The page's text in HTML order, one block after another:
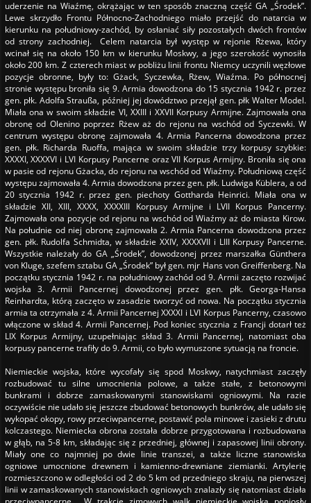
uderzenie na Wiaźmę, okrążając w ten sposób znaczną część GA „Środek”.
Lewe skrzydło Frontu Północno-Zachodniego miało przejść do natarcia w
kierunku na południowy-zachód, by osłaniać siły pozostałych dwóch frontów
od strony zachodniej. Celem natarcia był występ w rejonie Rżewa, który
wcinał się na około 150 km w kierunku Moskwy, a jego szerokość wynosiła
około 200 km. Z czterech miast w pobliżu linii frontu Niemcy uczynili węzłowe
pozycje obronne, były to: Gżack, Syczewka, Rżew, Wiaźma. Po północnej
stronie występu broniła się 9. Armia dowodzona do 15 stycznia 1942 r. przez
gen. płk. Adolfa Straußa, później jej dowództwo przejął gen. płk Walter Model.
Miała ona w swoim składzie VI, XXIII i XXVII Korpusy Armijne. Zajmowała ona
obronę od Olenino poprzez Rżew aż do rejonu na wschód od Syczewki. W
centrum występu obronę zajmowała 4. Armia Pancerna dowodzona przez
gen. płk. Richarda Ruoffa, mająca w swoim składzie trzy korpusy szybkie:
XXXXI, XXXXVI i LVI Korpusy Pancerne oraz VII Korpus Armijny. Broniła się ona
w pasie od rejonu Gżacka, do rejonu na wschód od Wiaźmy. Południową część
występu zajmowała 4. Armia dowodzona przez gen. płk. Ludwiga Küblera, a od
20 stycznia 1942 r. przez gen. piechoty Gottharda Heinrici. Miała ona w
składzie XII, XIII, XXXX, XXXXIII Korpusy Armijne i LVII Korpus Pancerny.
Zajmowała ona pozycje od rejonu na wschód od Wiaźmy aż do miasta Kirow.
Na południe od niej obronę zajmowała 2. Armia Pancerna dowodzona przez
gen. płk. Rudolfa Schmidta, w składzie XXIV, XXXXVII i LIII Korpusy Pancerne.
Wszystkie należały do GA „Środek”, dowodzonej przez marszałka Günthera
von Kluge, szefem sztabu GA „Środek” był gen. mjr Hans von Greiffenberg. Na
początku stycznia 1942 r. na południowy zachód od 9. Armii zaczęto rozwijać
wojska 3. Armii Pancernej dowodzonej przez gen. płk. Georga-Hansa
Reinhardta, którą zaczęto w zasadzie tworzyć od nowa. Na początku stycznia
armia ta otrzymała z 4. Armii Pancernej XXXXI i LVI Korpus Pancerny, czasowo
włączone w skład 4. Armii Pancernej. Pod koniec stycznia z Francji dotarł też
LIX Korpus Armijny, uzupełniając skład 3. Armii Pancernej, natomiast oba
korpusy pancerne trafiły do 9. Armii, co było wymuszone sytuacją na froncie.
Niemieckie wojska, które wycofały się spod Moskwy, natychmiast zaczęły
rozbudować tu silne umocnienia polowe, a także stałe, z betonowymi
bunkrami i dobrze zamaskowanymi stanowiskami ogniowymi. Na razie
oczywiście nie udało się jeszcze zbudować betonowych bunkrów, ale udało się
wykopać okopy, rowy przeciwpancerne, postawić pola minowe i zasieki z drutu
kolczastego. Niemiecka obrona została dobrze przygotowana i rozbudowana
w głąb, na 5-8 km, składając się z przedniej, głównej i zapasowej linii obrony.
Miały one co najmniej po dwie linie transzei, a także liczne stanowiska
ogniowe umocnione drewnem i kamienno-drewniane ziemianki. Artylerię
rozmieszczono w odległości od 2 do 5 km od przedniego skraju, na pierwszej
linii w zamaskowanych stanowiskach ogniowych znalazły się natomiast działa